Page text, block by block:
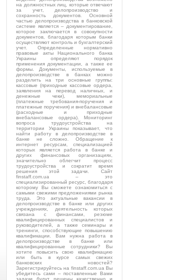
на должностных лиц, которые отвечают
за учет, делопроизводство и
сохранность документов. Основной
частью делопроизводства в банковской
системе является – документирование,
которое заключается в совокупности
документов, благодаря которым банки
осуществляют контроль и бухгалтерский
учет. Определенные нормативно
правовые акты Национального банка
Украины определяют порядок
применения документации, а также ее
формы. Документы, используемые в
делопроизводстве в банках можно
разделить на три основные группы:
кассовые (приходные кассовые ордера,
заявления на перевод наличных, и
денежные чеки), мемориальные
(платежные требования-поручения и
платежные поручения) и внебалансовые
(расходные и приходные
внебалансовые ордера). Мониторинг
вопроса трудоустройства на
территории Украины показывает, что
найти работу в делопроизводстве в
банке не сложно. Обращение к
интернет ресурсам, специализацией
которых является работа в банке и
других финансовых организациях,
значительно облегчит процесс
трудоустройства и сократит время
решения этой задачи. Сайт
finstaff.com.ua – это
специализированный ресурс, благодаря
которому Вы сможете ознакомиться с
самыми свежими предложениями рынка
труда. Это актуальные вакансии в
делопроизводстве в банке или других
учреждениях, деятельность которых
связана с финансами, резюме
квалифицированных специалистов и
руководителей, а также семинары и
тренинги, способствующие повышению
квалификации. Вам нужна работа в
делопроизводстве в банке или
квалифицированные сотрудники? Вы
хотите повысить свою квалификацию
или быть в курсе самых свежих
банковских новостей?
Зарегистрируйтесь на finstaff.com.ua Вы
убедитесь сами – поставленные Вами
задачи будут решены качественно и